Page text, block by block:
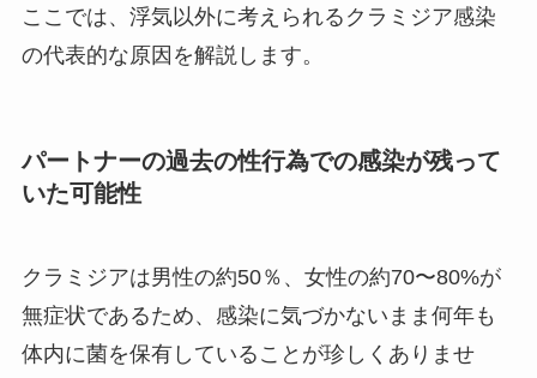
ここでは、浮気以外に考えられるクラミジア感染
の代表的な原因を解説します。
パートナーの過去の性行為での感染が残って
いた可能性
クラミジアは男性の約50％、女性の約70〜80%が
無症状であるため、感染に気づかないまま何年も
体内に菌を保有していることが珍しくありませ